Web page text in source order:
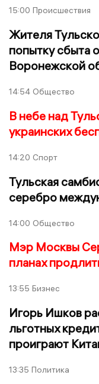
15:00 Происшествия
Жителя
попытку сбыта
Воронежской
14:54 Общество
В небе над
украинских
14:20 Спорт
Тульская
серебро
14:00 Общество
Мэр Москвы
планах
13:55 Бизнес
Игорь Ишков
льготных
проиграют
13:35 Политика